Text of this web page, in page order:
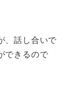
、話し合いで
できるので